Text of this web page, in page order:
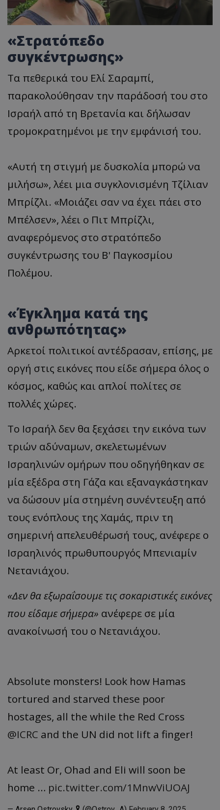
«Στρατόπεδο
συγκέντρωσης»
Τα πεθερικά του Ελί Σαραμπί,
παρακολούθησαν την παράδοσή του στο
Ισραήλ από τη Βρετανία και δήλωσαν
τρομοκρατημένοι με την εμφάνισή του.
«Αυτή τη στιγμή με δυσκολία μπορώ να
μιλήσω», λέει μια συγκλονισμένη Τζίλιαν
Μπρίζλι. «Μοιάζει σαν να έχει πάει στο
Μπέλσεν», λέει ο Πιτ Μπρίζλι,
αναφερόμενος στο στρατόπεδο
συγκέντρωσης του Β' Παγκοσμίου
Πολέμου.
«Έγκλημα κατά της
ανθρωπότητας»
Αρκετοί πολιτικοί αντέδρασαν, επίσης, με
οργή στις εικόνες που είδε σήμερα όλος ο
κόσμος, καθώς και απλοί πολίτες σε
πολλές χώρες.
Το Ισραήλ δεν θα ξεχάσει την εικόνα των
τριών αδύναμων, σκελετωμένων
Ισραηλινών ομήρων που οδηγήθηκαν σε
μία εξέδρα στη Γάζα και εξαναγκάστηκαν
να δώσουν μία στημένη συνέντευξη από
τους ενόπλους της Χαμάς, πριν τη
σημερινή απελευθέρωσή τους, ανέφερε ο
Ισραηλινός πρωθυπουργός Μπενιαμίν
Νετανιάχου.
«Δεν θα εξωραΐσουμε τις σοκαριστικές εικόνες
που είδαμε σήμερα» ανέφερε σε μία
ανακοίνωσή του ο Νετανιάχου.
Absolute monsters! Look how Hamas
tortured and starved these poor
hostages, all the while the Red Cross
@ICRC and the UN did not lift a finger!
At least Or, Ohad and Eli will soon be
home … pic.twitter.com/1MnwViUOAJ